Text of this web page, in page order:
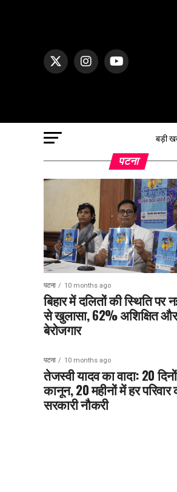
बड़ी
पटना
पटना 10 months ago
बिहार में दलितों की स्थिति पर
से खुलासा, 62% अशिक्षित
बेरोजगार
पटना 10 months ago
तेजस्वी यादव का वादा: 20
कानून, 20 महीनों में हर
सरकारी नौकरी